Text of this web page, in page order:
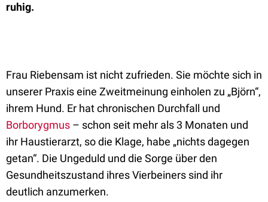
ruhig.
Frau Riebensam ist nicht zufrieden. Sie möchte sich in
unserer Praxis eine Zweitmeinung einholen zu „Björn“,
ihrem Hund. Er hat chronischen Durchfall und
Borborygmus – schon seit mehr als 3 Monaten und
ihr Haustierarzt, so die Klage, habe „nichts dagegen
getan“. Die Ungeduld und die Sorge über den
Gesundheitszustand ihres Vierbeiners sind ihr
deutlich anzumerken.